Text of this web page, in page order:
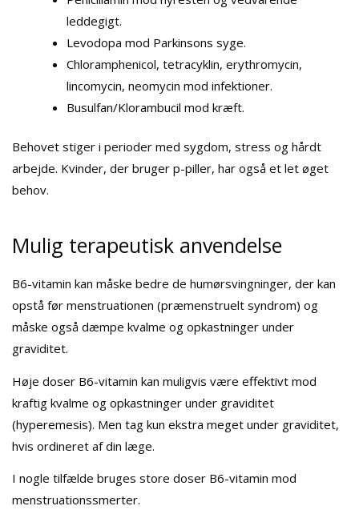
leddegigt.
Levodopa mod Parkinsons syge.
Chloramphenicol, tetracyklin, erythromycin,
lincomycin, neomycin mod infektioner.
Busulfan/Klorambucil mod kræft.
Behovet stiger i perioder med sygdom, stress og hårdt
arbejde. Kvinder, der bruger p-piller, har også et let øget
behov.
Mulig terapeutisk anvendelse
B6-vitamin kan måske bedre de humørsvingninger, der kan
opstå før menstruationen (præmenstruelt syndrom) og
måske også dæmpe kvalme og opkastninger under
graviditet.
Høje doser B6-vitamin kan muligvis være effektivt mod
kraftig kvalme og opkastninger under graviditet
(hyperemesis). Men tag kun ekstra meget under graviditet,
hvis ordineret af din læge.
I nogle tilfælde bruges store doser B6-vitamin mod
menstruationssmerter.